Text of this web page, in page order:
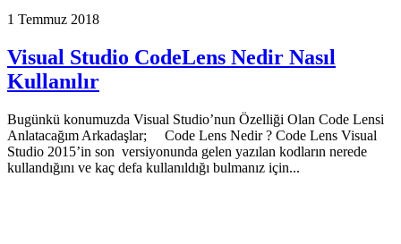
1 Temmuz 2018
Visual Studio CodeLens Nedir Nasıl
Kullanılır
Bugünkü konumuzda Visual Studio’nun Özelliği Olan Code Lensi
Anlatacağım Arkadaşlar; Code Lens Nedir ? Code Lens Visual
Studio 2015’in son versiyonunda gelen yazılan kodların nerede
kullandığını ve kaç defa kullanıldığı bulmanız için...